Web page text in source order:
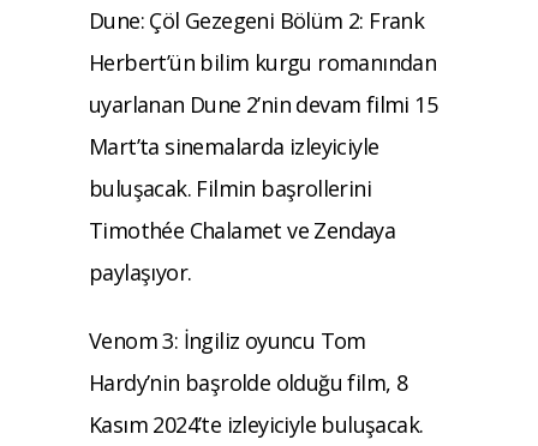
Dune: Çöl Gezegeni Bölüm 2: Frank
Herbert’ün bilim kurgu romanından
uyarlanan Dune 2’nin devam filmi 15
Mart’ta sinemalarda izleyiciyle
buluşacak. Filmin başrollerini
Timothée Chalamet ve Zendaya
paylaşıyor.
Venom 3: İngiliz oyuncu Tom
Hardy’nin başrolde olduğu film, 8
Kasım 2024’te izleyiciyle buluşacak.